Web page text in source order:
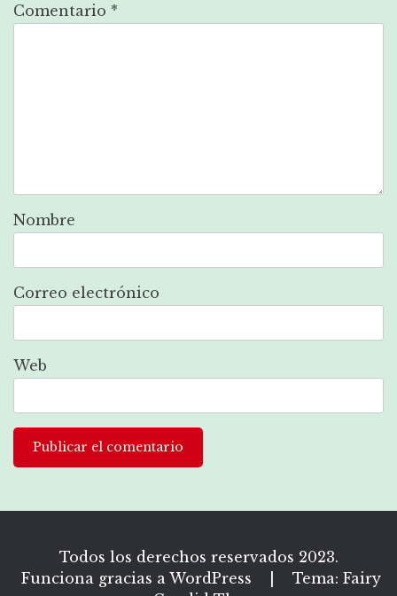
Comentario *
Nombre
Correo electrónico
Web
Todos los derechos reservados 2023.
Funciona gracias a WordPress
Tema: Fairy